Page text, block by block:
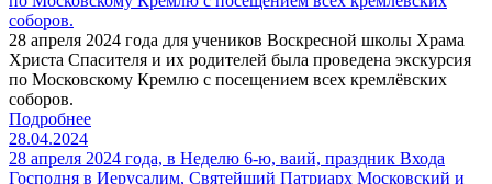
соборов.
28 апреля 2024 года для учеников Воскресной школы Храма
Христа Спасителя и их родителей была проведена экскурсия
по Московскому Кремлю с посещением всех кремлёвских
соборов.
Подробнее
28.04.2024
28 апреля 2024 года, в Неделю 6-ю, ваий, праздник Входа
Господня в Иерусалим, Святейший Патриарх Московский и